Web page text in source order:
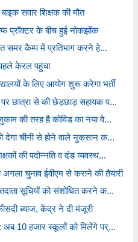
सवार शिक्षक की मौत
प्रॉक्टर के बीच हुई नोकझोंक
समर कैम्प में प्रतिभाग करने हे...
केरल पहुंचा
के लिए आयोग शुरू करेगा भर्ती
छात्रा से की छेड़छाड़ सहायक प...
की तरह है कोविड का नया वे...
देगा चीनी से होने वाले नुकसान क...
की पदोन्नति व दंड व्यवस्थ...
चुनाव ईवीएम से कराने की तैयारी
सूचियों को संशोधित करने क...
ब्याज, केंद्र ने दी मंजूरी
अब 10 हजार स्कूलों को मिलेंगे पर्...